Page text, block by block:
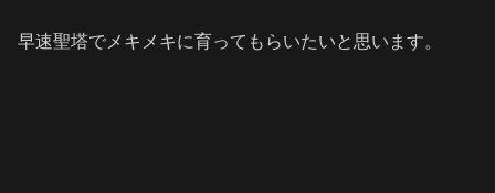
早速聖塔でメキメキに育ってもらいたいと思います。